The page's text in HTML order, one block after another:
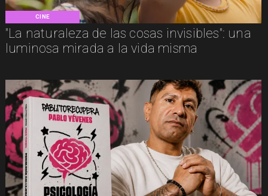
CINE
"La naturaleza de las cosas invisibles": una
luminosa mirada a la vida misma